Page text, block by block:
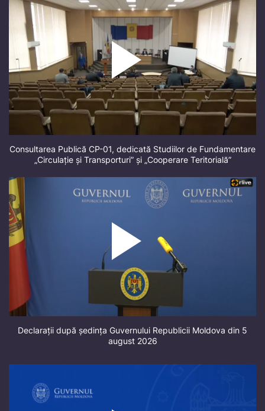
Consultarea Publică CP-01, dedicată Studiilor de Fundamentare
„Circulație și Transporturi” și „Cooperare Teritorială”
Declarații după ședința Guvernului Republicii Moldova din 5
august 2026